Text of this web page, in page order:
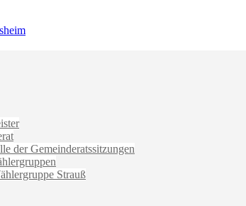
der Gemeinderatssitzungen
Strauß